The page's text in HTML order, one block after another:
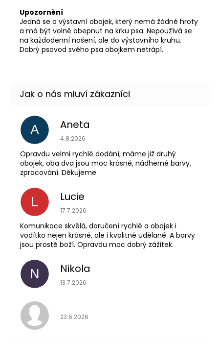
Upozornění
Jedná se o výstavní obojek, který nemá žádné hroty
a má být volně obepnut na krku psa. Nepoužívá se
na každodenní nošení, ale do výstavního kruhu.
Dobrý psovod svého psa obojkem netrápí.
A Aneta
Hodnocení
4.8.2026
Opravdu velmi rychlé dodání, máme již druhý
obojek, oba dva jsou moc krásné, nádherné barvy,
zpracování. Děkujeme
L Lucie
Hodnocení
17.7.2026
Komunikace skvělá, doručení rychlé a obojek i
vodítko nejen krásné, ale i kvalitně udělané. A barvy
jsou prostě boží. Opravdu moc dobrý zážitek.
N Nikola
Hodnocení
13.7.2026
Hodnocení
23.6.2026